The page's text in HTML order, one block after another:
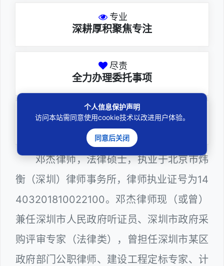
专业
深耕厚积聚焦专注
尽责
全力办理委托事项
务实
扎实维护合法权益
邓杰律师，法律硕士，执业于北京市炜
衡（深圳）律师事务所，律师执业证号为14
403201810022100。邓杰律师现（或曾）
兼任深圳市人民政府听证员、深圳市政府采
购评审专家（法律类），曾担任深圳市某区
政府部门公职律师、建设工程定标专家、计
个人信息保护声明
访问本站需同意使用cookie技术以改进用户体验。
同意后关闭